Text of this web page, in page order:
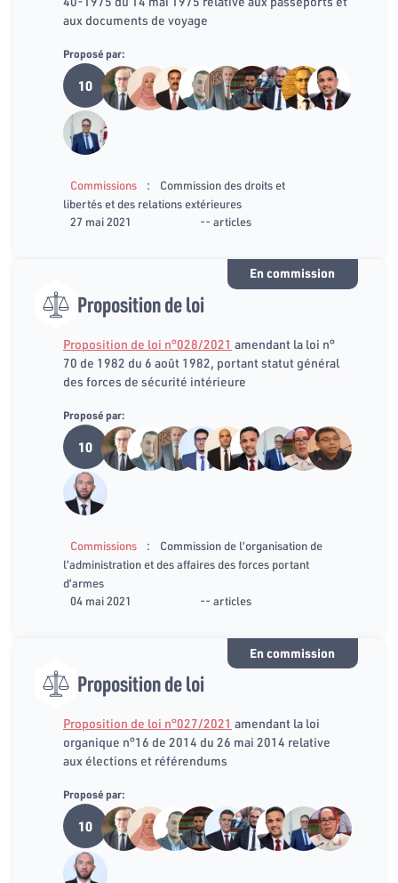
aux documents de voyage
Proposé par:
10
Commissions :
Commission des droits et
libertés et des relations extérieures
27 mai 2021
-- articles
En commission
Proposition de loi
Proposition de loi n°028/2021 amendant la loi n°
70 de 1982 du 6 août 1982, portant statut général
des forces de sécurité intérieure
Proposé par:
10
Commissions :
Commission de l’organisation de
l’administration et des affaires des forces portant
d’armes
04 mai 2021
-- articles
En commission
Proposition de loi
Proposition de loi n°027/2021 amendant la loi
organique n°16 de 2014 du 26 mai 2014 relative
aux élections et référendums
Proposé par:
10